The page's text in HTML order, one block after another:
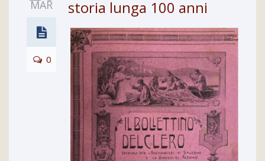
MAR
0
storia lunga 100 anni